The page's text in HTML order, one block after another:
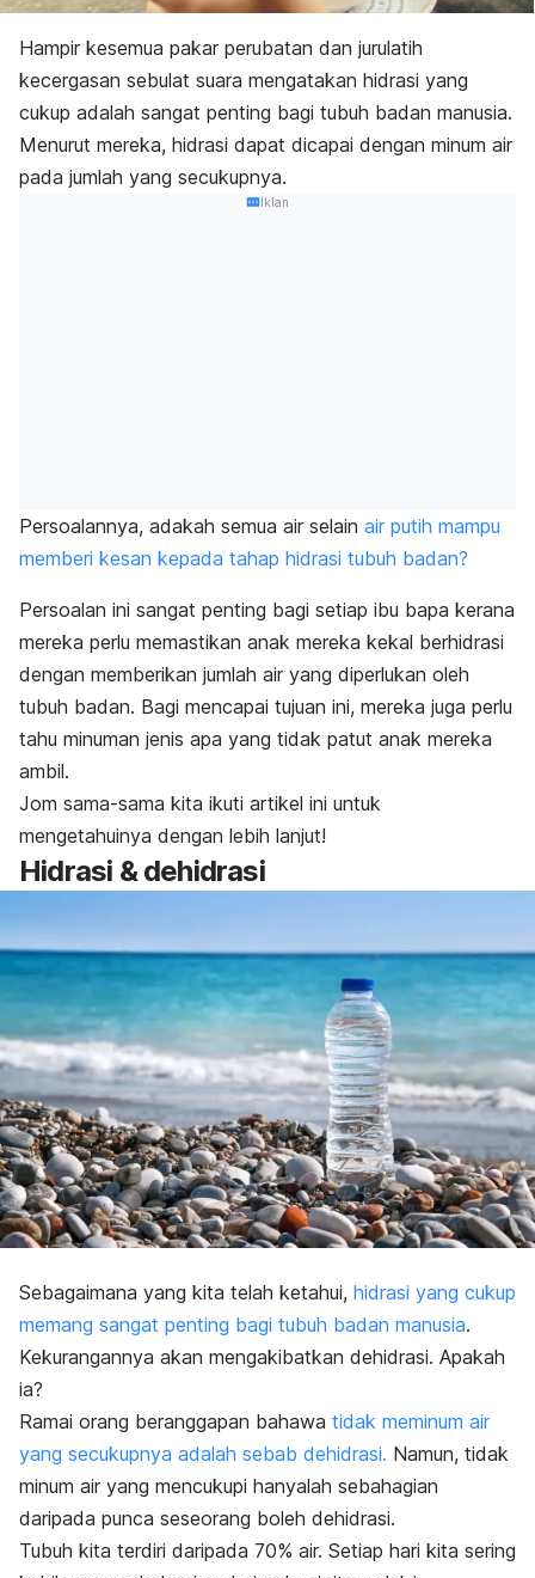
Hampir kesemua pakar perubatan dan jurulatih
kecergasan sebulat suara mengatakan hidrasi yang
cukup adalah sangat penting bagi tubuh badan manusia.
Menurut mereka, hidrasi dapat dicapai dengan minum air
pada jumlah yang secukupnya.
Iklan
Persoalannya, adakah semua air selain air putih mampu
memberi kesan kepada tahap hidrasi tubuh badan?
Persoalan ini sangat penting bagi setiap ibu bapa kerana
mereka perlu memastikan anak mereka kekal berhidrasi
dengan memberikan jumlah air yang diperlukan oleh
tubuh badan. Bagi mencapai tujuan ini, mereka juga perlu
tahu minuman jenis apa yang tidak patut anak mereka
ambil.
Jom sama-sama kita ikuti artikel ini untuk
mengetahuinya dengan lebih lanjut!
Hidrasi & dehidrasi
Sebagaimana yang kita telah ketahui, hidrasi yang cukup
memang sangat penting bagi tubuh badan manusia.
Kekurangannya akan mengakibatkan dehidrasi. Apakah
ia?
Ramai orang beranggapan bahawa tidak meminum air
yang secukupnya adalah sebab dehidrasi. Namun, tidak
minum air yang mencukupi hanyalah sebahagian
daripada punca seseorang boleh dehidrasi.
Tubuh kita terdiri daripada 70% air. Setiap hari kita sering